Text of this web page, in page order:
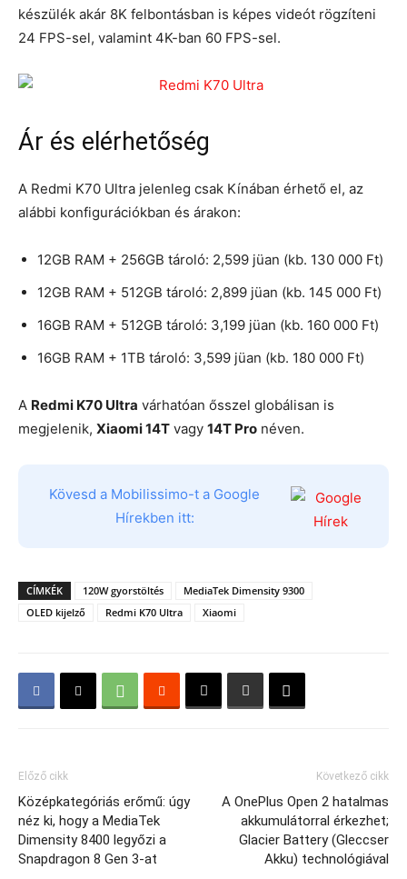
készülék akár 8K felbontásban is képes videót rögzíteni
24 FPS-sel, valamint 4K-ban 60 FPS-sel.
Ár és elérhetőség
A Redmi K70 Ultra jelenleg csak Kínában érhető el, az
alábbi konfigurációkban és árakon:
12GB RAM + 256GB tároló: 2,599 jüan (kb. 130 000 Ft)
12GB RAM + 512GB tároló: 2,899 jüan (kb. 145 000 Ft)
16GB RAM + 512GB tároló: 3,199 jüan (kb. 160 000 Ft)
16GB RAM + 1TB tároló: 3,599 jüan (kb. 180 000 Ft)
A Redmi K70 Ultra várhatóan ősszel globálisan is
megjelenik, Xiaomi 14T vagy 14T Pro néven.
Kövesd a Mobilissimo-t a Google
Hírekben itt:
CÍMKÉK 120W gyorstöltés
MediaTek Dimensity 9300
OLED kijelző
Redmi K70 Ultra Xiaomi
Előző cikk
Középkategóriás erőmű: úgy
néz ki, hogy a MediaTek
Dimensity 8400 legyőzi a
Snapdragon 8 Gen 3-at
Következő cikk
A OnePlus Open 2 hatalmas
akkumulátorral érkezhet;
Glacier Battery (Gleccser
Akku) technológiával